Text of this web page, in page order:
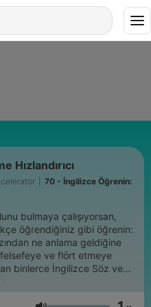
Hızlandırıcı
70 - İngilizce Öğrenin:
bulmaya çalışıyorsan,
ne anlama geldiğine
binlerce İngilizce Söz ve